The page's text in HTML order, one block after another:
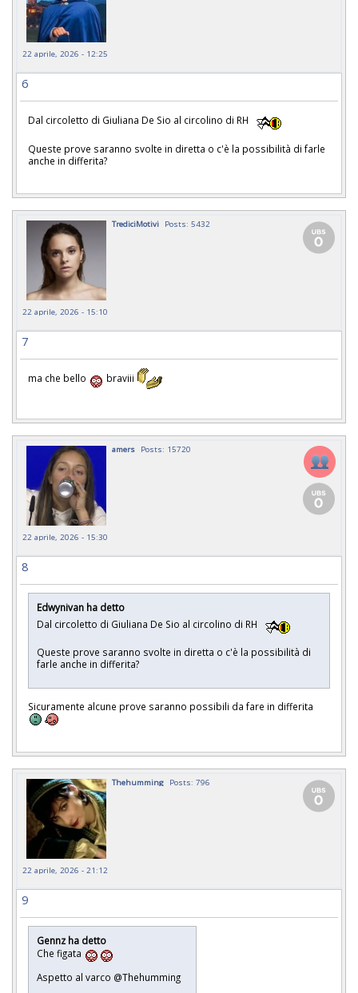
22 aprile, 2026 - 12:25
6
Dal circoletto di Giuliana De Sio al circolino di RH
Queste prove saranno svolte in diretta o c'è la possibilità di farle
anche in differita?
TrediciMotivi Posts: 5432
22 aprile, 2026 - 15:10
7
ma che bello braviii
amers Posts: 15720
22 aprile, 2026 - 15:30
8
Edwynivan ha detto
Dal circoletto di Giuliana De Sio al circolino di RH
Queste prove saranno svolte in diretta o c'è la possibilità di
farle anche in differita?
Sicuramente alcune prove saranno possibili da fare in differita
Thehumming Posts: 796
22 aprile, 2026 - 21:12
9
Gennz ha detto
Che figata
Aspetto al varco @Thehumming